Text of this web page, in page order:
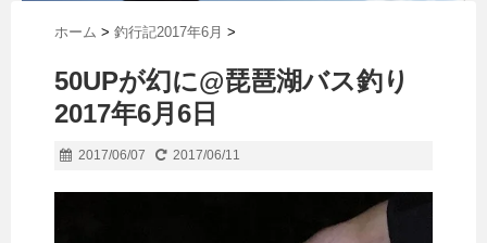
ホーム > 釣行記2017年6月 >
50UPが幻に@琵琶湖バス釣り
2017年6月6日
2017/06/07 2017/06/11